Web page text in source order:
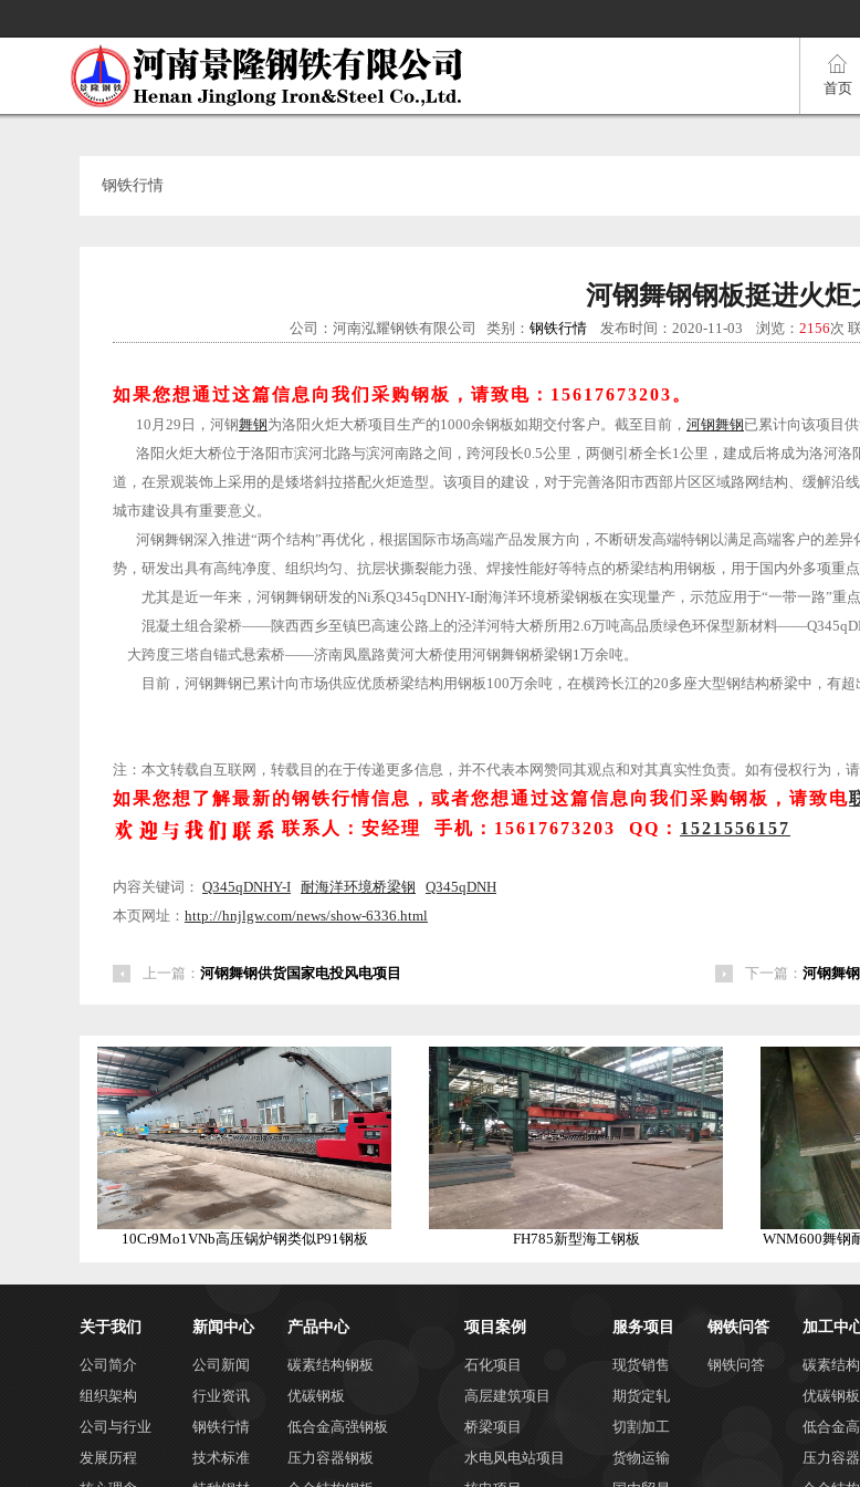
首页
钢铁行情
河钢舞钢钢板挺进火炬
公司：河南泓耀钢铁有限公司 类别： 钢铁行情 发布时间：2020-11-03 浏览： 2156次
如果您想通过这篇信息向我们采购钢板，请致电：15617673203。
10月29日，河钢舞钢为洛阳火炬大桥项目生产的1000余钢板如期交付客户。截至目前， 河钢舞钢已累计向该项目供
洛阳火炬大桥位于洛阳市滨河北路与滨河南路之间，跨河段长0.5公里，两侧引桥全长1公里，建成后将成为洛河
道，在景观装饰上采用的是矮塔斜拉搭配火炬造型。该项目的建设，对于完善洛阳市西部片区区域路网结构、缓解
城市建设具有重要意义。
河钢舞钢深入推进“两个结构”再优化，根据国际市场高端产品发展方向，不断研发高端特钢以满足高端客户的差
势，研发出具有高纯净度、组织均匀、抗层状撕裂能力强、焊接性能好等特点的桥梁结构用钢板，用于国内外多项重点
尤其是近一年来，河钢舞钢研发的Ni系Q345qDNHY-I耐海洋环境桥梁钢板在实现量产，示范应用于“一带一路”重
混凝土组合梁桥——陕西西乡至镇巴高速公路上的泾洋河特大桥所用2.6万吨高品质绿色环保型新材料
大跨度三塔自锚式悬索桥——济南凤凰路黄河大桥使用河钢舞钢桥梁钢1万余吨。
目前，河钢舞钢已累计向市场供应优质桥梁结构用钢板100万余吨，在横跨长江的20多座大型钢结构桥梁中，有超
注：本文转载自互联网，转载目的在于传递更多信息，并不代表本网赞同其观点和对其真实性负责。如有侵权行为，
Q345qDNH
桥
钢
舞
钢
生
产，
舞
钢
一
级
代
经
销
可
承
接
代
如果您想了解最新的钢铁行情信息，或者您想通过这篇信息向我们采购钢板，请致电
联系人：安经理 手机：15617673203 QQ： 1521556157
内容关键词： Q345qDNHY-I 耐海洋环境桥梁钢
Q345qDNH
本页网址： http://hnjlgw.com/news/show-6336.html
上一篇： 河钢舞钢供货国家电投风电项目 下一篇： 河钢舞
10Cr9Mo1VNb高压锅炉钢类似P91钢板 FH785新型海工钢板 WNM600舞钢
关于我们
公司简介
组织架构
公司与行业
发展历程
新闻中心
公司新闻
行业资讯
钢铁行情
技术标准
产品中心
碳素结构钢板
优碳钢板
低合金高强钢板
压力容器钢板
项目案例
石化项目
高层建筑项目
桥梁项目
水电风电站项目
服务项目
现货销售
期货定轧
切割加工
货物运输
钢铁问答
钢铁问答
加工中
碳素结
优碳钢
低合金
压力容